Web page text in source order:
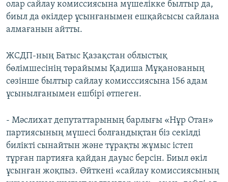
олар сайлау комиссиясына мүшелікке былтыр да,
биыл да өкілдер ұсынғанымен ешқайсысы сайлана
алмағанын айтты.
ЖСДП-ның Батыс Қазақстан облыстық
бөлімшесінің төрайымы Қадиша Мұқанованың
сөзінше былтыр сайлау комисссиясына 156 адам
ұсынылғанымен ешбірі өтпеген.
- Мәслихат депутаттарының барлығы «Нұр Отан»
партиясының мүшесі болғандықтан біз секілді
билікті сынайтын және тұрақты жұмыс істеп
тұрған партияға қайдан дауыс берсін. Биыл өкіл
ұсынған жоқпыз. Өйткені «сайлау комиссиясының